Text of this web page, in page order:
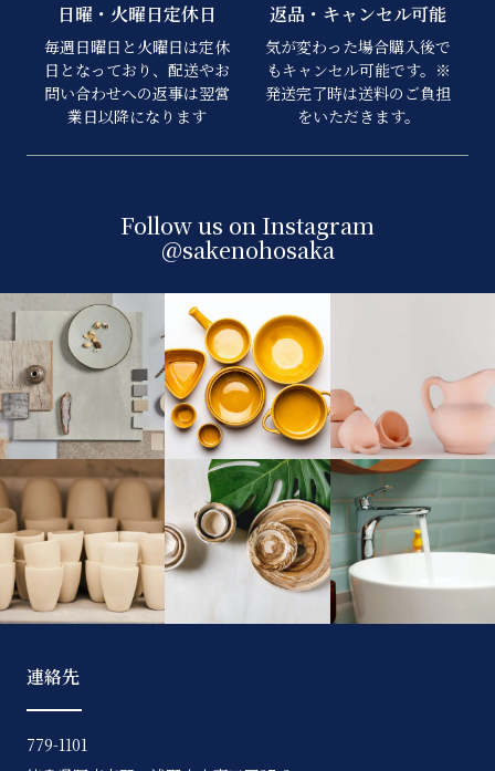
日曜・火曜日定休日
毎週日曜日と火曜日は定休
日となっており、配送やお
問い合わせへの返事は翌営
業日以降になります
返品・キャンセル可能
気が変わった場合購入後で
もキャンセル可能です。※
発送完了時は送料のご負担
をいただきます。
Follow us on Instagram
@sakenohosaka
連絡先
779-1101